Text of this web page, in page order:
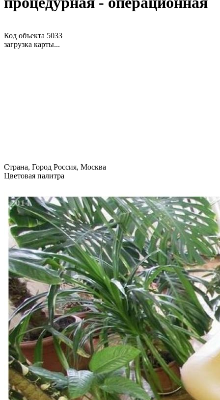
Код объекта 5033
загрузка карты...
Страна, Город Россия, Москва
Цветовая палитра